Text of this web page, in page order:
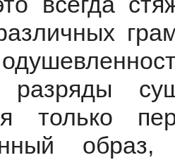
разряды
только